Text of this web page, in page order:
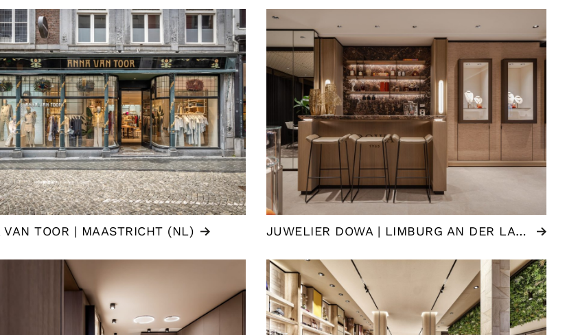
VAN TOOR | MAASTRICHT (NL) JUWELIER DOWA | LIMBURG AN DER LAHN (DE)